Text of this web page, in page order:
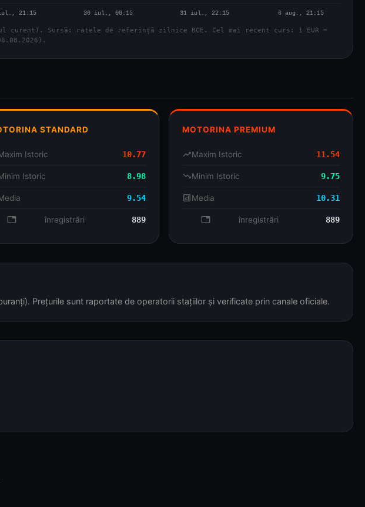
Sursă: ratele de referință zilnice BCE. Cel mai recent curs: 1 EUR =
STANDARD
Istoric 10.77
Istoric 8.98
9.54
înregistrări 889
MOTORINA PREMIUM
trending_upMaxim Istoric 11.54
trending_downMinim Istoric 9.75
analyticsMedia 10.31
database înregistrări 889
Prețurile sunt raportate de operatorii stațiilor și verificate prin canale oficiale.